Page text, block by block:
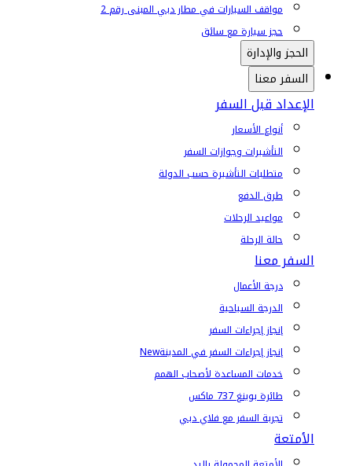
مواقف السيارات في مطار دبي المبنى رقم 2
حجز سيارة مع سائق
الحجز والإدارة
السفر معنا
الإعداد قبل السفر
أنواع الأسعار
التأشيرات وجوازات السفر
متطلبات التأشيرة حسب الدولة
طرق الدفع
مواعيد الرحلات
حالة الرحلة
السفر معنا
درجة الأعمال
الدرجة السياحية
إنجاز إجراءات السفر
إنجاز إجراءات السفر في المدينةNew
خدمات المساعدة لأصحاب الهمم
طائرة بوينغ 737 ماكس
تجربة السفر مع فلاي دبي
الأمتعة